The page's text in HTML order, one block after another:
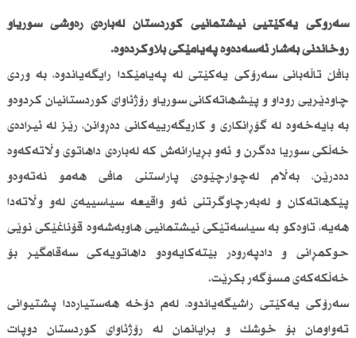
سەرۆكی یەكێتیی نیشتمانیی كوردستان لەبارەی رەوشی سوریاو
روخاندنى بەشار ئەسەدەوە پەیامێكی بڵاوكردەوە.
بافڵ تاڵەبانی سەرۆكی یەكێتی لە پەیامێكدا رایگەیاندوە، بە وردی
چاودێریی روداو و پێشهاتەكانی سوریاو رۆژئاوای كوردستانیان كردوەو
بە بایەخەوە لە گۆڕانكاری و كاریگەرییەكانی دەڕوانن، رێز لە ئیرادەی
خەڵكی سوریا دەگرن و ئەو بڕیارانەش كە لەبارەی داهاتوی وڵاتەكەوە
دەدرێن، بەڵام لەچوارچێوەی پاراستنی مافی هەمو نەتەوەو
پێكهاتەكان و لەبەرچاوگرتنی ئەو واقیعە سیاسییەی لەو وڵاتەدا
هەیە، تاوەكو بە سیاسەتێكی نیشتمانیی هاوبەشەوە قۆناغێكی نوێی
حوكمڕانی و دادپەروەر بێتەكایەوەو داهاتویەكی سەقامگیر بۆ
خەڵكەكەی مسۆگەر بكرێت.
سەرۆكی یەكێتی راشیگەیاندوە، لەم دۆخە هەستیارەدا پشتیوانی
تەواومان بۆ خوشك و برایانمان لە رۆژئاوای كوردستان دوپات